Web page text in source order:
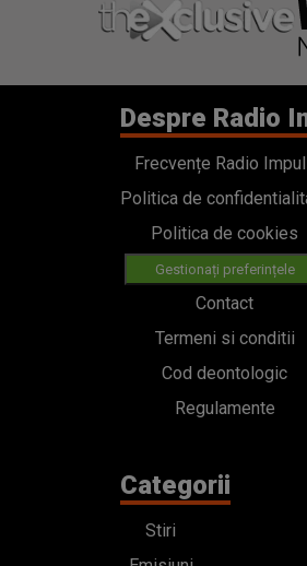
Despre Radio
Frecvențe Radio
Politica de
Politica de cookies
Gestionați preferințele
Contact
Termeni si conditii
Cod deontologic
Regulamente
Categorii
Stiri